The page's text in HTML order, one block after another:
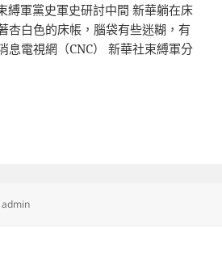
縛軍黨史軍史研討中間 新華躺在床
杏白色的床帳，腦袋有些迷糊，有
息電視網（CNC） 新華社束縛軍分
作
admin